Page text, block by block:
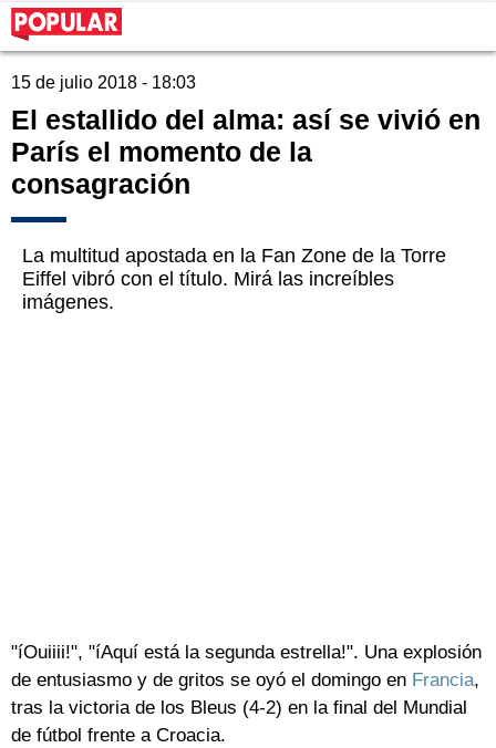
15 de julio 2018 - 18:03
El estallido del alma: así se vivió en
París el momento de la
consagración
La multitud apostada en la Fan Zone de la Torre
Eiffel vibró con el título. Mirá las increíbles
imágenes.
"íOuiiii!", "íAquí está la segunda estrella!". Una explosión
de entusiasmo y de gritos se oyó el domingo en Francia,
tras la victoria de los Bleus (4-2) en la final del Mundial
de fútbol frente a Croacia.